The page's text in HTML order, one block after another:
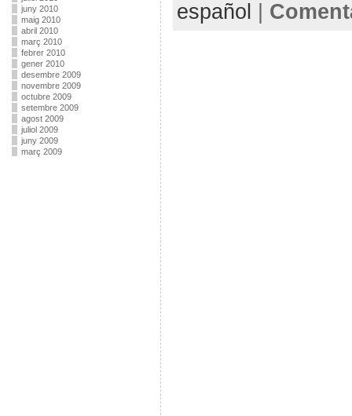
juny 2010
maig 2010
abril 2010
març 2010
febrer 2010
gener 2010
desembre 2009
novembre 2009
octubre 2009
setembre 2009
agost 2009
juliol 2009
juny 2009
març 2009
español